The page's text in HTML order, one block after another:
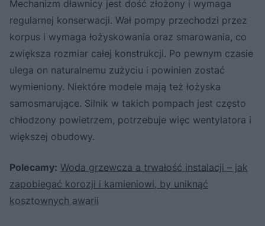
Mechanizm dławnicy jest dość złożony i wymaga
regularnej konserwacji. Wał pompy przechodzi przez
korpus i wymaga łożyskowania oraz smarowania, co
zwiększa rozmiar całej konstrukcji. Po pewnym czasie
ulega on naturalnemu zużyciu i powinien zostać
wymieniony. Niektóre modele mają też łożyska
samosmarujące. Silnik w takich pompach jest często
chłodzony powietrzem, potrzebuje więc wentylatora i
większej obudowy.
Polecamy: Woda grzewcza a trwałość instalacji – jak
zapobiegać korozji i kamieniowi, by uniknąć
kosztownych awarii